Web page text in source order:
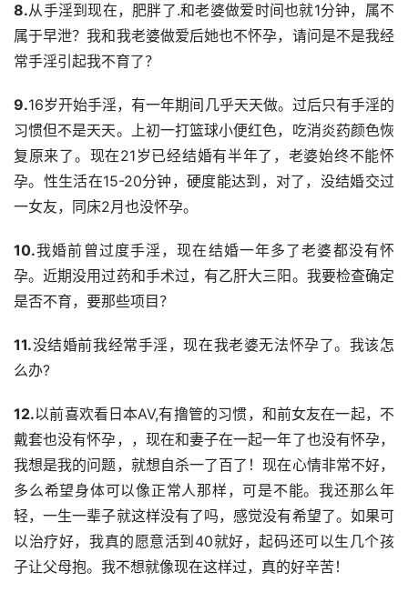
8.从手淫到现在，肥胖了.和老婆做爱时间也就1分钟，属不
属于早泄？我和我老婆做爱后她也不怀孕，请问是不是我经
常手淫引起我不育了？
9.16岁开始手淫，有一年期间几乎天天做。过后只有手淫的
习惯但不是天天。上初一打篮球小便红色，吃消炎药颜色恢
复原来了。现在21岁已经结婚有半年了，老婆始终不能怀
孕。性生活在15-20分钟，硬度能达到，对了，没结婚交过
一女友，同床2月也没怀孕。
10.我婚前曾过度手淫，现在结婚一年多了老婆都没有怀
孕。近期没用过药和手术过，有乙肝大三阳。我要检查确定
是否不育，要那些项目？
11.没结婚前我经常手淫，现在我老婆无法怀孕了。我该怎
么办?
12.以前喜欢看日本AV,有撸管的习惯，和前女友在一起，不
戴套也没有怀孕，，现在和妻子在一起一年了也没有怀孕，
我想是我的问题，就想自杀一了百了！现在心情非常不好，
多么希望身体可以像正常人那样，可是不能。我还那么年
轻，一生一辈子就这样没有了吗，感觉没有希望了。如果可
以治疗好，我真的愿意活到40就好，起码还可以生几个孩
子让父母抱。我不想就像现在这样过，真的好辛苦！